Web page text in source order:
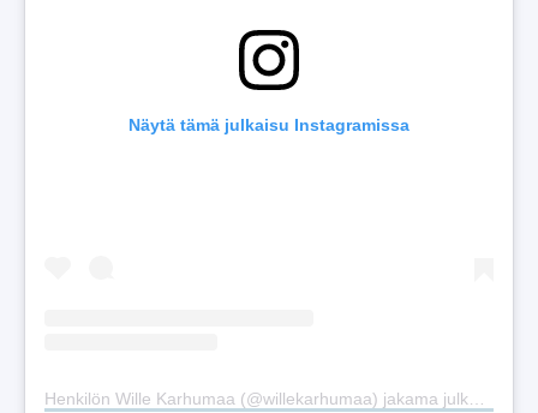
Näytä tämä julkaisu Instagramissa